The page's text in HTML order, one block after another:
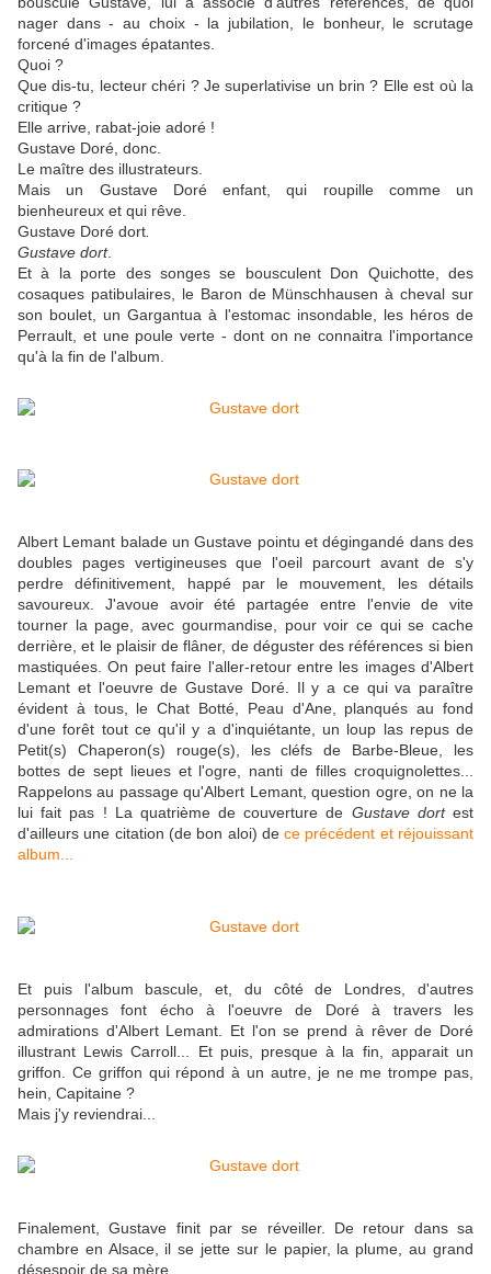
nager dans - au choix - la jubilation, le bonheur, le scrutage
forcené d'images épatantes.
Quoi ?
Que dis-tu, lecteur chéri ? Je superlativise un brin ? Elle est où la
critique ?
Elle arrive, rabat-joie adoré !
Gustave Doré, donc.
Le maître des illustrateurs.
Mais un Gustave Doré enfant, qui roupille comme un
bienheureux et qui rêve.
Gustave Doré dort
Gustave dort.
Et à la porte des songes se bousculent Don Quichotte, des
cosaques patibulaires, le Baron de Münschhausen à cheval sur
son boulet, un Gargantua à l'estomac insondable, les héros de
Perrault, et une poule verte - dont on ne connaitra l'importance
qu'à la fin de l'album.
Albert Lemant balade un Gustave pointu et dégingandé dans des
doubles pages vertigineuses que l'oeil parcourt avant de s'y
perdre définitivement, happé par le mouvement, les détails
savoureux. J'avoue avoir été partagée entre l'envie de vite
tourner la page, avec gourmandise, pour voir ce qui se cache
derrière, et le plaisir de flâner, de déguster des références si bien
mastiquées. On peut faire l'aller-retour entre les images d'Albert
Lemant et l'oeuvre de Gustave Doré. Il y a ce qui va paraître
évident à tous, le Chat Botté, Peau d'Ane, planqués au fond
d'une forêt tout ce qu'il y a d'inquiétante, un loup las repus de
Petit(s) Chaperon(s) rouge(s), les cléfs de Barbe-Bleue, les
bottes de sept lieues et l'ogre, nanti de filles croquignolettes...
Rappelons au passage qu'Albert Lemant, question ogre, on ne la
lui fait pas ! La quatrième de couverture de Gustave dortest
d'ailleurs une citation (de bon aloi) dece précédent et réjouissant
album...
Et puis l'album bascule, et, du côté de Londres, d'autres
personnages font écho à l'oeuvre de Doré à travers les
admirations d'Albert Lemant. Et l'on se prend à rêver de Doré
illustrant Lewis Carroll... Et puis, presque à la fin, apparait un
griffon. Ce griffon qui répond à un autre, je ne me trompe pas,
hein, Capitaine ?
Mais j'y reviendrai...
Finalement, Gustave finit par se réveiller. De retour dans sa
chambre en Alsace, il se jette sur le papier, la plume, au grand
désespoir de sa mère.